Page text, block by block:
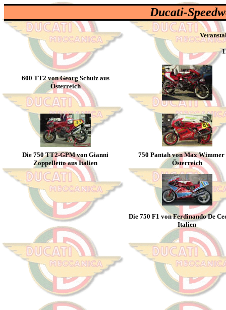
Ducati-
600 TT2 von Georg Schulz aus
Österreich
Die 750 TT2-GPM von Gianni
Zoppelletto aus Italien
750 Pantah von Max Wimmer
Österreich
Die 750 F1 von Ferdinando De
Italien